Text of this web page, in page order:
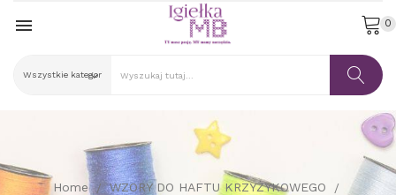
 0
Home
WZORY DO HAFTU KRZYŻYKOWEGO